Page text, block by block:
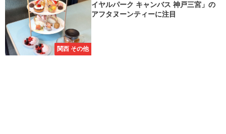
関西 その他
イヤルパーク キャンバス 神戸三宮」の
アフタヌーンティーに注目